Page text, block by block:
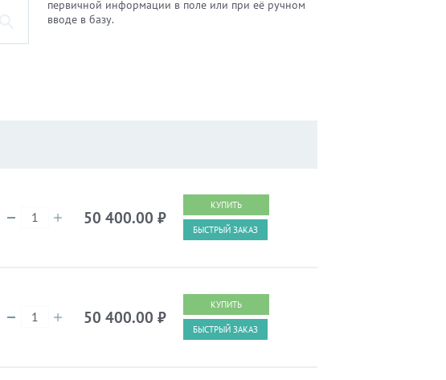
первичной информации в поле или при её ручном
вводе в базу.
50 400.00 ₽
БЫСТРЫЙ ЗАКАЗ
50 400.00 ₽
БЫСТРЫЙ ЗАКАЗ